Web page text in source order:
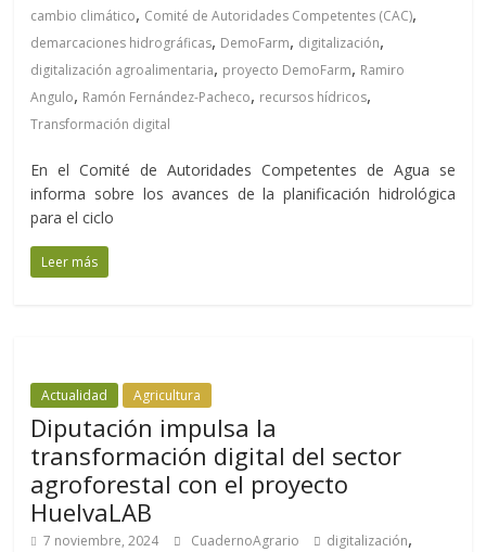
cambio climático, Comité de Autoridades Competentes (CAC),
demarcaciones hidrográficas, DemoFarm, digitalización,
digitalización agroalimentaria, proyecto DemoFarm, Ramiro
Angulo, Ramón Fernández-Pacheco, recursos hídricos,
Transformación digital
En el Comité de Autoridades Competentes de Agua se
informa sobre los avances de la planificación hidrológica
para el ciclo
Leer más
Actualidad Agricultura
Diputación impulsa la
transformación digital del sector
agroforestal con el proyecto
HuelvaLAB
7 noviembre, 2024 CuadernoAgrario digitalización,